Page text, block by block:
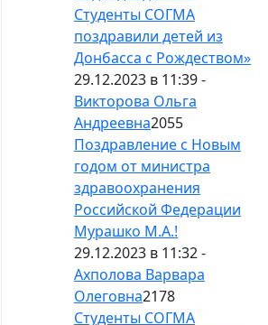
Студенты СОГМА
поздравили детей из
Донбасса с Рождеством»
29.12.2023 в 11:39 -
Викторова Ольга
Андреевна2055
Поздравление с Новым
годом от министра
здравоохранения
Российской Федерации
Мурашко М.А.!
29.12.2023 в 11:32 -
Ахполова Варвара
Олеговна2178
Студенты СОГМА